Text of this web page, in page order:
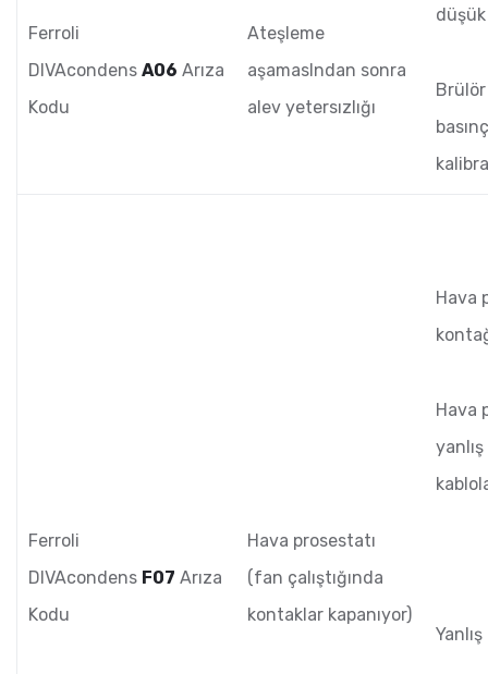
Ferroli
DIVAcondens A06 Arıza
Kodu
Ateşleme
aşamasIndan sonra
alev yetersızlığı
düşük
basınç
Ferroli
DIVAcondens F07 Arıza
Kodu
Hava prosestatı
(fan çalıştığında
kontaklar kapanıyor)
Hava
Hava
yanlış